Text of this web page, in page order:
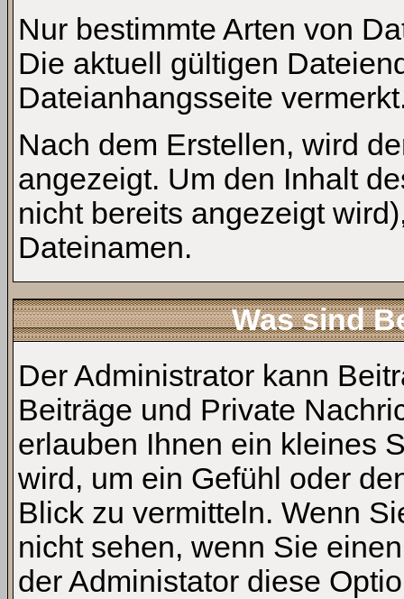
Nur bestimmte Arten von
Die aktuell gültigen
Dateianhangsseite
Nach dem Erstellen, wird
angezeigt. Um den Inhalt
nicht bereits angezeigt
Dateinamen.
Was sind
Der Administrator kann
Beiträge und Private
erlauben Ihnen ein kleines
wird, um ein Gefühl oder
Blick zu vermitteln. Wenn
nicht sehen, wenn Sie
der Administator diese